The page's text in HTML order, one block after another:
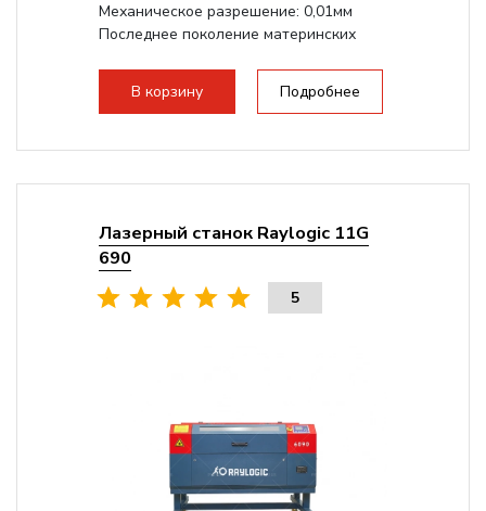
Механическое разрешение: 0,01мм
Последнее поколение материнских
В корзину Подробнее
Лазерный станок Raylogic 11G
690
5